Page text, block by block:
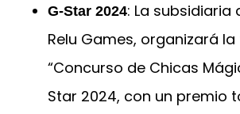
G-Star 2024: La subsidiaria
Relu Games, organizará
“Concurso de Chicas
Star 2024, con un premio